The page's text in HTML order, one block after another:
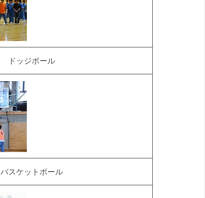
ドッジボール
バスケットボール